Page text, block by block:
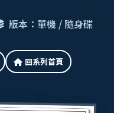
版本：單機 / 隨身碟
回系列首頁